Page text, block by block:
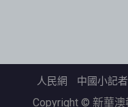
人民網 中國小記者
Copyright © 新華澳